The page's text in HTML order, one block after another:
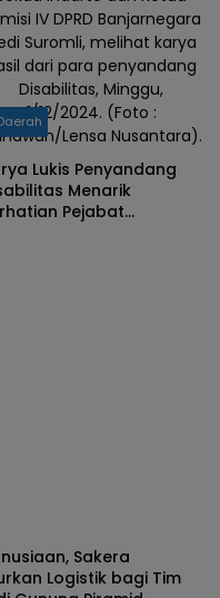
IV DPRD Banjarnegara
Suromli, melihat karya
dari para penyandang
Disabilitas, Minggu,
1/12/2024. (Foto :
Lensa Nusantara).
Lukis Penyandang
Menarik
Pejabat
Sakera
Logistik bagi Tim